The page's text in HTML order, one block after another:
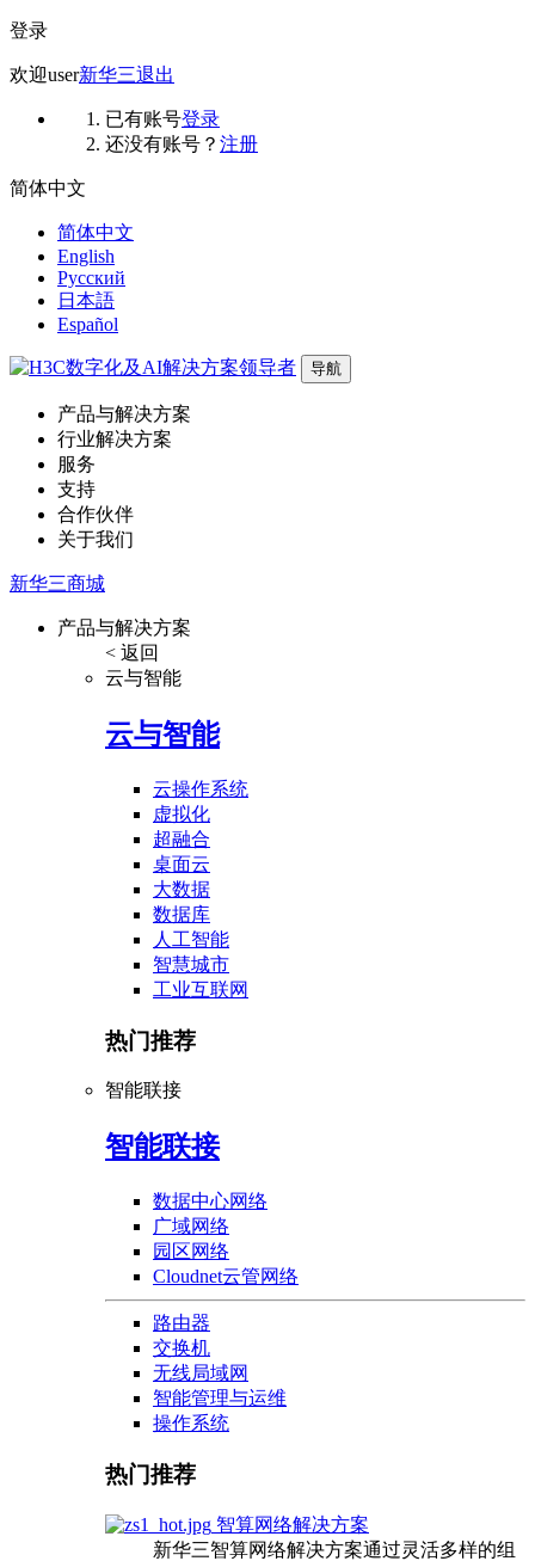
登录
欢迎user新华三退出
已有账号登录
还没有账号？ 注册
简体中文
简体中文
English
Русский
日本語
Español
导航
产品与解决方案
行业解决方案
服务
支持
合作伙伴
关于我们
新华三商城
产品与解决方案
< 返回
云与智能
云与智能
云操作系统
虚拟化
超融合
桌面云
大数据
数据库
人工智能
智慧城市
工业互联网
热门推荐
智能联接
智能联接
数据中心网络
广域网络
园区网络
Cloudnet云管网络
路由器
交换机
无线局域网
智能管理与运维
操作系统
热门推荐
智算网络解决方案
新华三智算网络解决方案通过灵活多样的组